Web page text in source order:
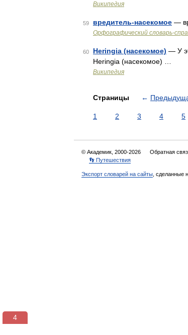
Википедия
59 вредитель-насекомое —
Орфографический словарь-
60 Heringia (насекомое) — У
Heringia (насекомое) …
Википедия
Страницы ←
1 2 3 4 5
© Академик, 2000-2026 Обратная
👣 Путешествия
Экспорт словарей на сайты , сделанные
3